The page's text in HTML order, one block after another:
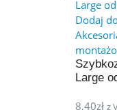
Dodaj
Large
8,40zł z